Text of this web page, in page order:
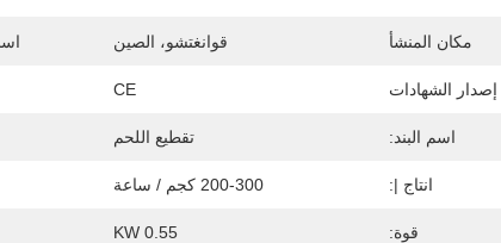
مكان المنشأ قوانغتشو، الصين
إصدار الشهادات CE
اسم البند: تقطيع اللحم
انتاج |: 200-300 كجم / ساعة
قوة: 0.55 KW